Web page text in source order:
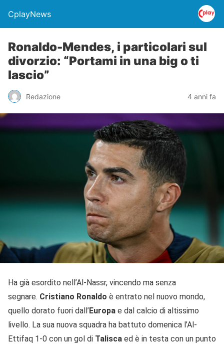
CplayNews
Ronaldo-Mendes, i particolari sul
divorzio: “Portami in una big o ti
lascio”
Redazione 4 anni fa
Ha già esordito nell’Al-Nassr, vincendo ma senza
segnare. Cristiano Ronaldo è entrato nel nuovo mondo,
quello dorato fuori dall’Europa e dal calcio di altissimo
livello. La sua nuova squadra ha battuto domenica l’Al-
Ettifaq 1-0 con un gol di Talisca ed è in testa con un punto